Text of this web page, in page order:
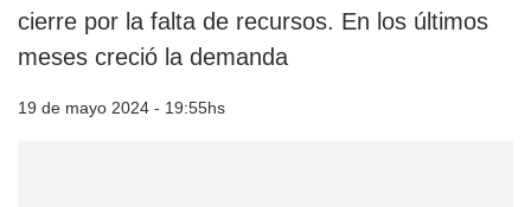
cierre por la falta de recursos. En los últimos
meses creció la demanda
19 de mayo 2024 - 19:55hs